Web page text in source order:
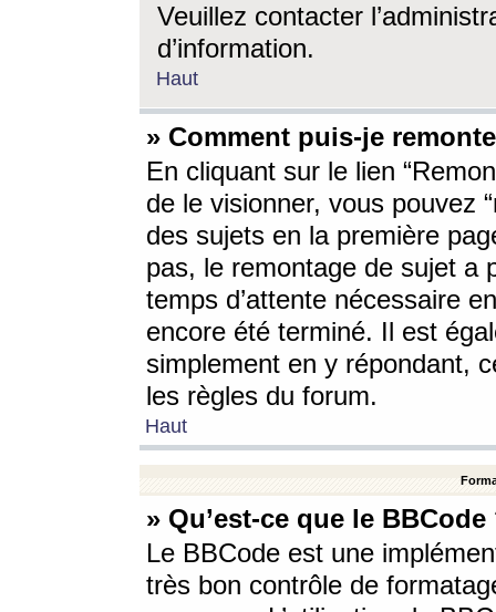
Veuillez contacter
d’information.
Haut
» Comment puis-je
En cliquant sur le lien
de le visionner, vous pouvez
des sujets en la première
pas, le remontage de sujet a
temps d’attente nécessaire
encore été terminé. Il est
simplement en y répondant,
les règles du forum.
Haut
» Qu’est-ce que le BBCode
Le BBCode est une
très bon contrôle de